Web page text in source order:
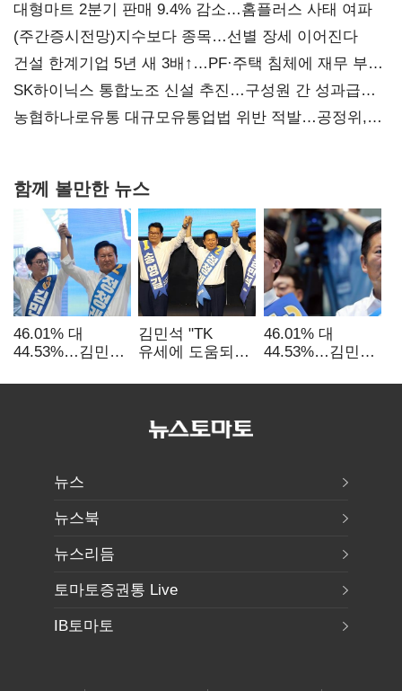
대형마트 2분기 판매 9.4% 감소…홈플러스 사태 여파
(주간증시전망)지수보다 종목…선별 장세 이어진다
건설 한계기업 5년 새 3배↑…PF·주택 침체에 재무 부담
확대
SK하이닉스 통합노조 신설 추진…구성원 간 성과급
불만 확산
농협하나로유통 대규모유통업법 위반 적발…공정위,
함께 볼만한 뉴스
46.01% 대
44.53%…김민석·
'초박빙'(종합
김민석 "TK
유세에 도움되는
"벌써 대표된 양
46.01% 대
44.53%…김민석·
'초박빙'(종합)
뉴스
뉴스북
뉴스리듬
토마토증권통 Live
IB토마토